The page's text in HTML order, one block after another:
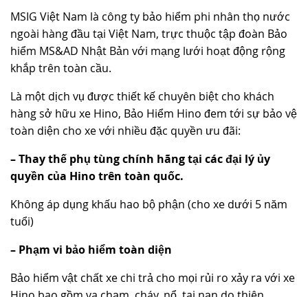
MSIG Việt Nam là công ty bảo hiểm phi nhân thọ nước
ngoài hàng đầu tại Việt Nam, trực thuộc tập đoàn Bảo
hiểm MS&AD Nhật Bản với mạng lưới hoạt động rộng
khắp trên toàn cầu.
Là một dịch vụ được thiết kế chuyên biệt cho khách
hàng sở hữu xe Hino, Bảo Hiểm Hino đem tới sự bảo vệ
toàn diện cho xe với nhiều đặc quyền ưu đãi:
– Thay thế phụ tùng chính hãng tại các đại lý ủy
quyền của Hino trên toàn quốc.
Không áp dụng khấu hao bộ phận (cho xe dưới 5 năm
tuổi)
– Phạm vi bảo hiểm toàn diện
Bảo hiểm vật chất xe chi trả cho mọi rủi ro xảy ra với xe